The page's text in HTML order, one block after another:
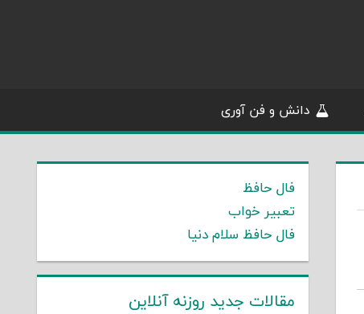
دانش و فن آوری
فال حافظ
تعبیر خواب
فال حافظ سلام دنیا
مقالات جدید روزنه آنلاین